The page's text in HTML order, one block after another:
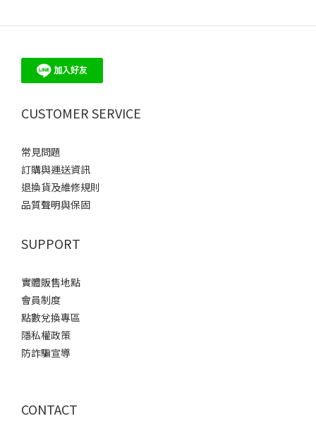
CUSTOMER SERVICE
常見問題
訂購與運送資訊
退換貨及維修規則
品質聲明與保固
SUPPORT
實體販售地點
會員制度
點數兌換專區
隱私權政策
防詐騙宣導
CONTACT